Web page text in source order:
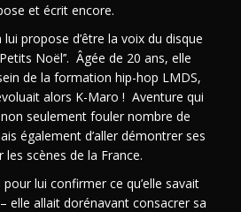
et écrit encore.
lui propose d’être la voix du disque
Noël’’. Âgée de 20 ans, elle
de la formation hip-hop LMDS,
alors K-Maro ! Aventure qui
seulement fouler nombre de
également d’aller démontrer ses
les scènes de la France.
pour lui confirmer ce qu’elle savait
elle allait dorénavant consacrer sa